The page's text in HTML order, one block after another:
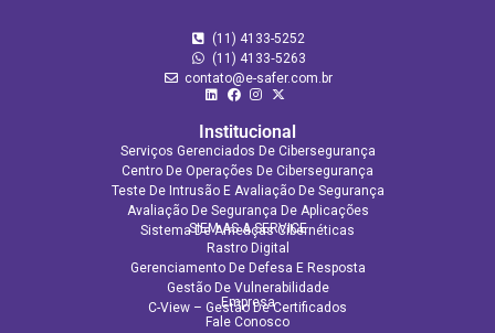
(11) 4133-5252
(11) 4133‑5263
contato@e-safer.com.br
Institucional
Serviços Gerenciados De Cibersegurança
Centro De Operações De Cibersegurança
Teste De Intrusão E Avaliação De Segurança
Avaliação De Segurança De Aplicações​
Sistema De Ameaças Cibernéticas
SIEM AS A SERVICE
Rastro Digital
Gerenciamento De Defesa E Resposta
Gestão De Vulnerabilidade
C-View – Gestão De Certificados
Empresa
Fale Conosco